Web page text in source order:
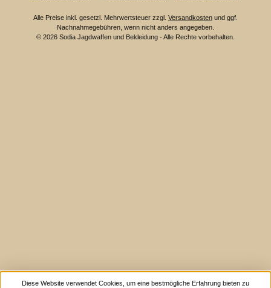
Alle Preise inkl. gesetzl. Mehrwertsteuer zzgl. Versandkosten und ggf.
Nachnahmegebühren, wenn nicht anders angegeben.
© 2026 Sodia Jagdwaffen und Bekleidung - Alle Rechte vorbehalten.
Diese Website verwendet Cookies, um eine bestmögliche Erfahrung bieten zu